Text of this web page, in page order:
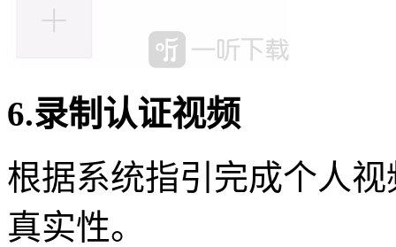
6.录制认证视频
根据系统指引完成个人
真实性。